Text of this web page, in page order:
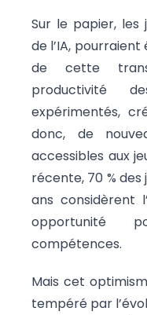
Sur le papier, les
de l’IA,
de cette
productivité
expérimentés,
donc, de
accessibles aux
récente, 70 % des
ans considèrent
opportunité
compétences.
Mais cet
tempéré par